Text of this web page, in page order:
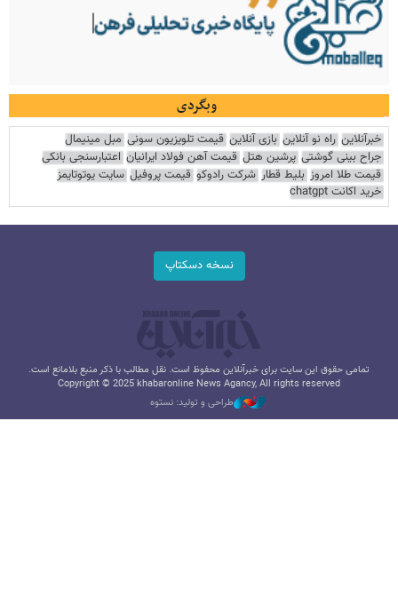
وبگردی
خبرآنلاین راه نو آنلاین بازی آنلاین قیمت تلویزیون سونی مبل مینیمال
جراح بینی گوشتی پرشین هتل قیمت آهن فولاد ایرانیان اعتبارسنجی بانکی
قیمت طلا امروز بلیط قطار شرکت رادوکو قیمت پروفیل سایت یوتوتایمز
خرید اکانت chatgpt
نسخه دسکتاپ
تمامی حقوق این سایت برای خبرآنلاین محفوظ است. نقل مطالب با ذکر منبع بلامانع است.
Copyright © 2025 khabaronline News Agancy, All rights reserved
طراحی و تولید: نستوه